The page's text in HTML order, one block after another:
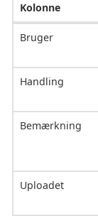
Kolonne
Bruger
Handling
Bemærkning
Uploadet